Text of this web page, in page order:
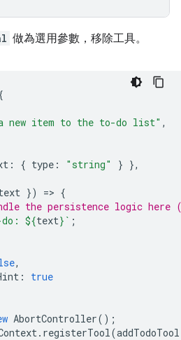
做為選用參數，移除工具。
new item to the to-do list" ,
: { type : "string" } },
}) => {
the persistence logic here
do: ${text} ` ;
,
:
true
AbortController();
. registerTool(addTodoTool